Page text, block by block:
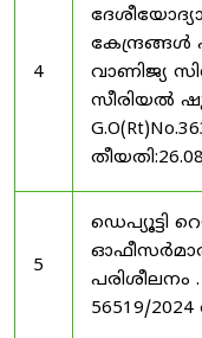
4
വാണിജ്യ
സീരിയൽ
5
ഡെപ്യൂട്ടി
പരിശീലനം
56519/2024